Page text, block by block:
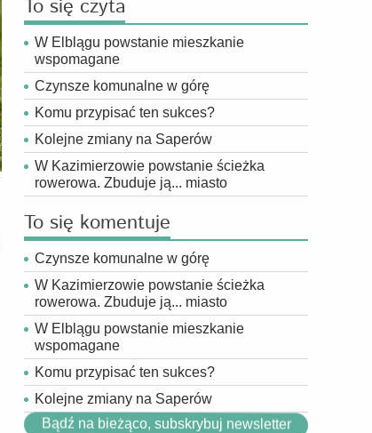
To się czyta
W Elblągu powstanie mieszkanie
wspomagane
Czynsze komunalne w górę
Komu przypisać ten sukces?
Kolejne zmiany na Saperów
W Kazimierzowie powstanie ścieżka
rowerowa. Zbuduje ją... miasto
To się komentuje
Czynsze komunalne w górę
W Kazimierzowie powstanie ścieżka
rowerowa. Zbuduje ją... miasto
W Elblągu powstanie mieszkanie
wspomagane
Komu przypisać ten sukces?
Kolejne zmiany na Saperów
Bądź na bieżąco, subskrybuj newsletter